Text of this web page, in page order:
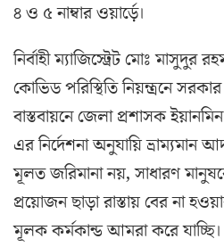
৪ ও ৫ নাম্বার ওয়ার্ড়ে।
নির্বাহী ম্যাজিস্ট্রেট মোঃ মাসুদুর
কোভিড পরিস্থিতি নিয়ন্ত্রনে
বাস্তবায়নে জেলা প্রশাসক
এর নির্দেশনা অনুযায়ি ভ্রাম্যমান
মূলত জরিমানা নয়, সাধারণ
প্রয়োজন ছাড়া রাস্তায় বের না
মূলক কর্মকান্ড আমরা করে যাচ্ছি।